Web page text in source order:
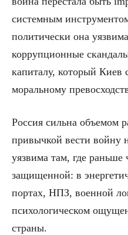
системным
политически она
коррупционные
капиталу, который Киев
моральному
Россия сильна объемом
привычкой вести войну
уязвима там, где раньше
защищенной: в
портах, НПЗ, военной
психологическом
страны.